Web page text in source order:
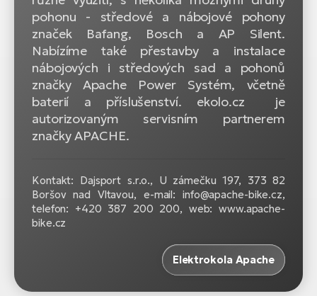
pohonu - středové a nábojové pohony
značek Bafang, Bosch a AP Silent.
Nabízíme také přestavby a instalace
nábojových i středových sad a pohonů
značky Apache Power Systém, včetně
baterií a příslušenství. ekolo.cz je
autorizovaným servisním partnerem
značky APACHE.
Kontakt: Dajsport s.r.o., U zámečku 197, 373 82
Boršov nad Vltavou, e-mail: info@apache-bike.cz,
telefon: +420 387 200 200, web: www.apache-
bike.cz
Elektrokola Apache